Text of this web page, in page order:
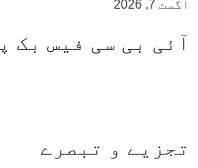
اگست 7, 2026
آئی بی سی فیس بک
تجزیے و تبصرے